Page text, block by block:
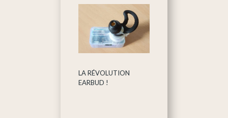
LA RÉVOLUTION
EARBUD !